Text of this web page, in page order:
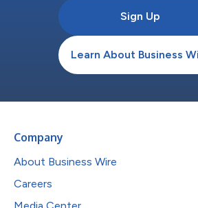
Sign Up
Learn About Business
Company
About Business Wire
Careers